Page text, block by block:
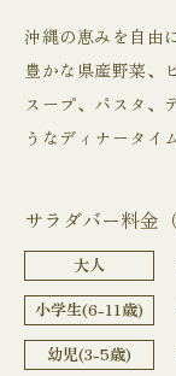
沖縄の恵みを自由
豊かな県産野菜、
スープ、パスタ、
うなディナータイ
サラダバー料金
大人
小学生(6-11歳)
幼児(3-5歳)